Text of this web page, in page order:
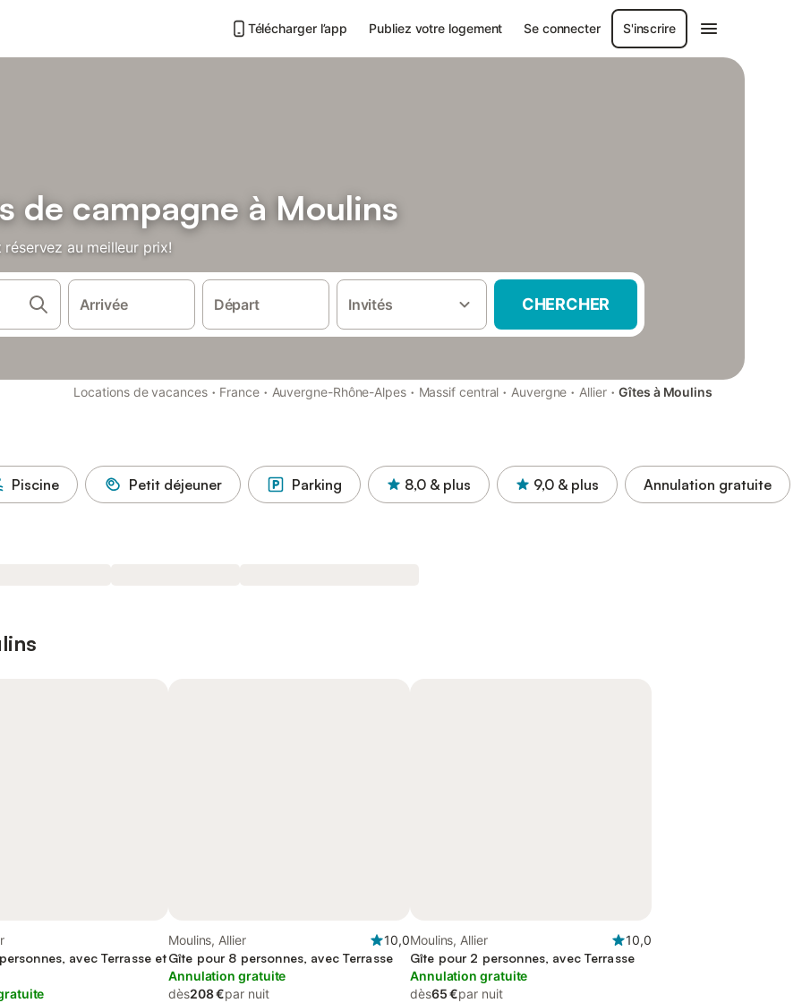
Télécharger l’app Publiez votre logement Se connecter S'inscrire
de campagne à Moulins
au meilleur prix!
Arrivée Départ Invités CHERCHER
Locations de vacances · France · Auvergne-Rhône-Alpes · Massif central · Auvergne · Allier · Gîtes à Moulins
Piscine Petit déjeuner Parking 8,0 & plus 9,0 & plus Annulation gratuite
avec Terrasse et
Moulins, Allier
10,0
Gîte pour 8 personnes, avec Terrasse
Annulation gratuite
dès208 €par nuit
Moulins, Allier
10,0
Gîte pour 2 personnes, avec Terrasse
Annulation gratuite
dès65 €par nuit